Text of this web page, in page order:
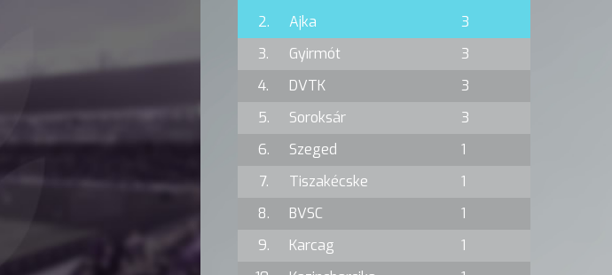
2.
Ajka
3
3.
Gyirmót
3
4.
DVTK
3
5.
Soroksár
3
6.
Szeged
1
7.
Tiszakécske
1
8.
BVSC
1
9.
Karcag
1